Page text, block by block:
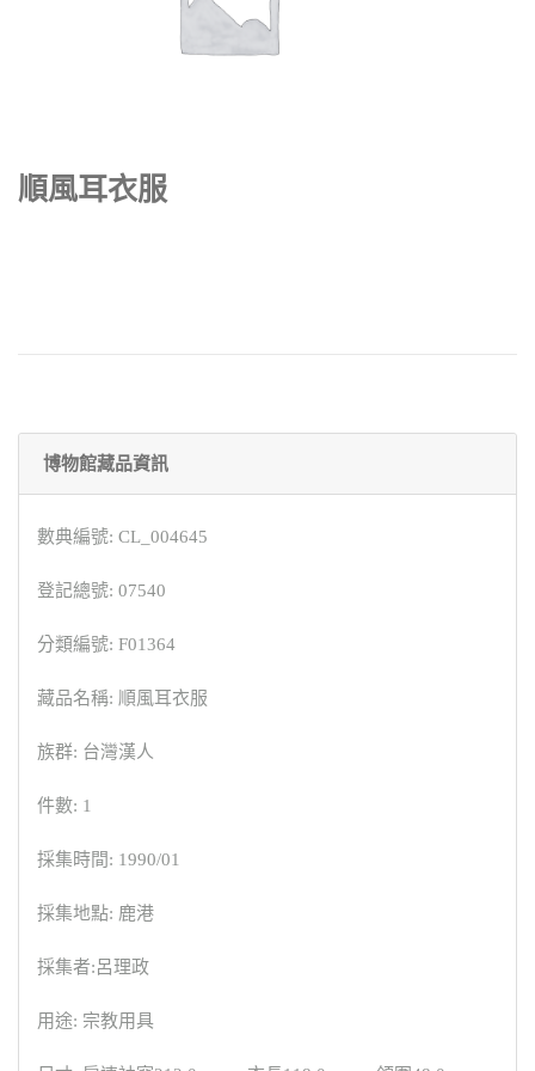
順風耳衣服
博物館藏品資訊
數典編號: CL_004645
登記總號: 07540
分類編號: F01364
藏品名稱: 順風耳衣服
族群: 台灣漢人
件數: 1
採集時間: 1990/01
採集地點: 鹿港
採集者:呂理政
用途: 宗教用具